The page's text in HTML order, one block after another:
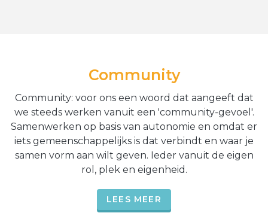
Community
Community: voor ons een woord dat aangeeft dat
we steeds werken vanuit een 'community-gevoel'.
Samenwerken op basis van autonomie en omdat er
iets gemeenschappelijks is dat verbindt en waar je
samen vorm aan wilt geven. Ieder vanuit de eigen
rol, plek en eigenheid.
LEES MEER